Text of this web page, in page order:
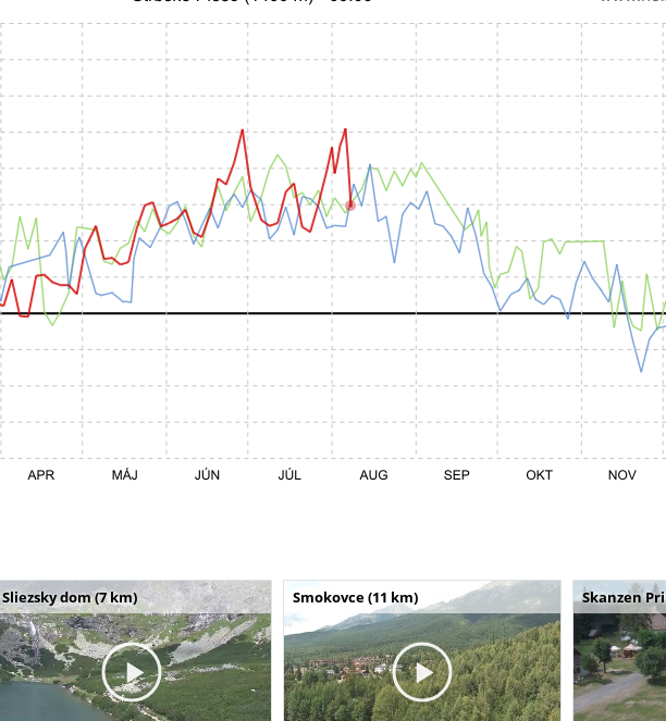
Sliezsky dom (7 km) Smokovce (11 km) Skanzen